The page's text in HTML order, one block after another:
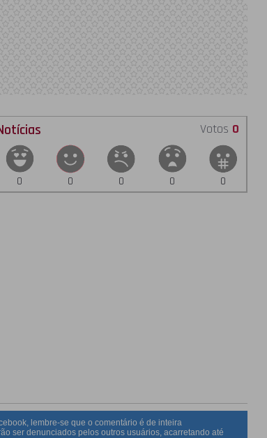
Votos 0
0 0 0 0 0
lembre-se que o comentário é de inteira
ser denunciados pelos outros usuários, acarretando até